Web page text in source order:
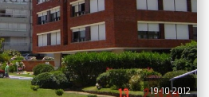
19-10-2012